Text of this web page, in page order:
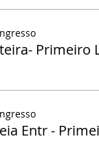
Primeiro
Entr -